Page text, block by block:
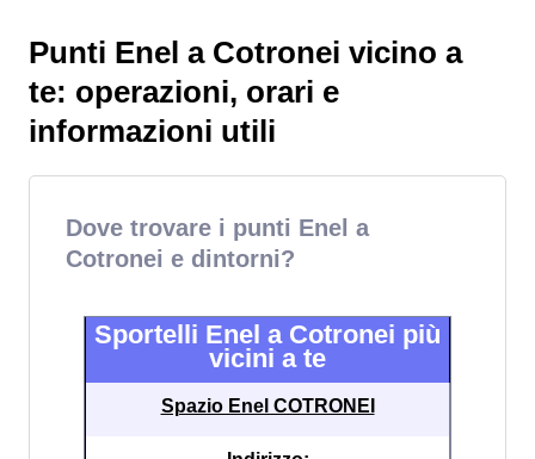
Punti Enel a Cotronei vicino a
te: operazioni, orari e
informazioni utili
Dove trovare i punti Enel a
Cotronei e dintorni?
Sportelli Enel a Cotronei più
vicini a te
Spazio Enel COTRONEI